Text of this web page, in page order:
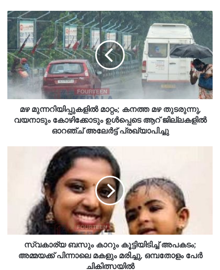
മഴ മുന്നറിയിപ്പുകളില്‍ മാറ്റം; കനത്ത മഴ തുടരുന്നു,
വയനാടും കോഴിക്കോടും ഉള്‍പ്പെടെ ആറ് ജില്ലകളില്‍
ഓറഞ്ച് അലേര്‍ട്ട് പ്രഖ്യാപിച്ചു
സ്വകാര്യ ബസും കാറും കൂട്ടിയിടിച്ച് അപകടം;
അമ്മയക്ക്‌ പിന്നാലെ മകളും മരിച്ചു, ഒമ്പതോളം പേർ
ചികിത്സയിൽ